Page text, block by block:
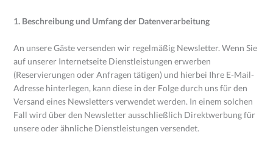
1. Beschreibung und Umfang der Datenverarbeitung
An unsere Gäste versenden wir regelmäßig Newsletter. Wenn Sie
auf unserer Internetseite Dienstleistungen erwerben
(Reservierungen oder Anfragen tätigen) und hierbei Ihre E-Mail-
Adresse hinterlegen, kann diese in der Folge durch uns für den
Versand eines Newsletters verwendet werden. In einem solchen
Fall wird über den Newsletter ausschließlich Direktwerbung für
unsere oder ähnliche Dienstleistungen versendet.